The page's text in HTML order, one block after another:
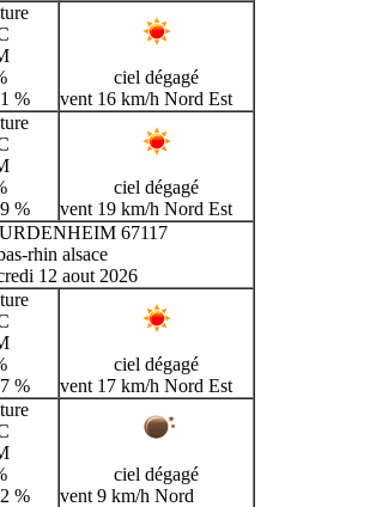
%
ciel dégagé
vent 16 km/h Nord Est
%
ciel dégagé
vent 19 km/h Nord Est
67117
rhin alsace
12 aout 2026
%
ciel dégagé
vent 17 km/h Nord Est
%
ciel dégagé
vent 9 km/h Nord